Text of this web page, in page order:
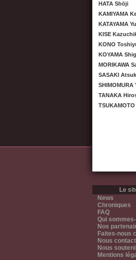
HATA Shōji
KAMIYAMA
KATAYAMA
KISE
KONO
KOYAMA
MORIKAWA
SASAKI
SHIMOMURA
TANAKA
Le
News
Chroniques
FAQ
Qui
Nos
Faites-nous
Nous
Nous
Mentions